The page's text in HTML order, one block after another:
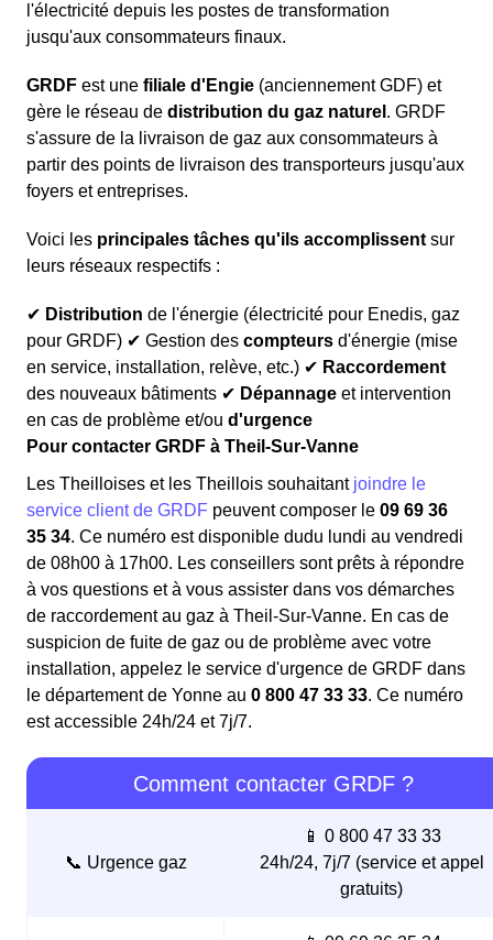
l'électricité depuis les postes de transformation
jusqu'aux consommateurs finaux.
GRDF est une filiale d'Engie (anciennement GDF) et
gère le réseau de distribution du gaz naturel . GRDF
s'assure de la livraison de gaz aux consommateurs à
partir des points de livraison des transporteurs jusqu'aux
foyers et entreprises.
Voici les principales tâches qu'ils accomplissent sur
leurs réseaux respectifs :
✔ Distribution de l'énergie (électricité pour Enedis, gaz
pour GRDF) ✔ Gestion des compteurs d'énergie (mise
en service, installation, relève, etc.) ✔ Raccordement
des nouveaux bâtiments ✔ Dépannage et intervention
en cas de problème et/ou d'urgence
Pour contacter GRDF à Theil-Sur-Vanne
Les Theilloises et les Theillois souhaitant joindre le
service client de GRDF peuvent composer le 09 69 36
35 34. Ce numéro est disponible dudu lundi au vendredi
de 08h00 à 17h00. Les conseillers sont prêts à répondre
à vos questions et à vous assister dans vos démarches
de raccordement au gaz à Theil-Sur-Vanne. En cas de
suspicion de fuite de gaz ou de problème avec votre
installation, appelez le service d'urgence de GRDF dans
le département de Yonne au 0 800 47 33 33. Ce numéro
est accessible 24h/24 et 7j/7.
Comment contacter GRDF ?
📞 Urgence gaz
📱 0 800 47 33 33
24h/24, 7j/7 (service et appel
gratuits)